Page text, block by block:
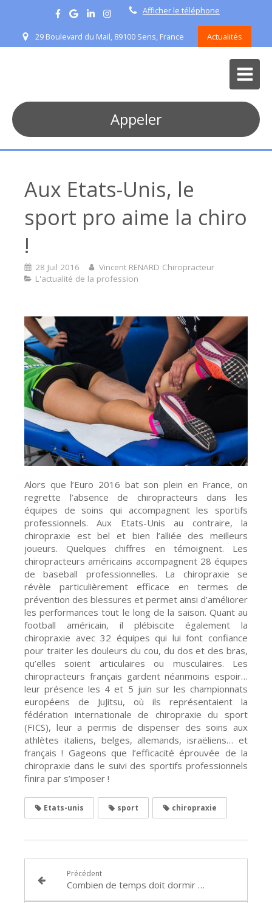
Afficher le téléphone
29 Boulevard du Mail, 89100 Sens, France Actualités
Appeler
Aux Etats-Unis, le
sport pro aime la chiro
!
28 Juil 2016
Vincent RENARD Chiropracteur
L'actualité de la profession
Alors que l’Euro 2016 bat son plein en France, on
regrette l’absence de chiropracteurs dans les
équipes de soins qui accompagnent les sportifs
professionnels. Aux Etats-Unis au contraire, la
chiropraxie est bel et bien l’alliée des meilleurs
joueurs. Quelques chiffres en témoignent. Les
chiropracteurs américains accompagnent 28 équipes
de baseball professionnelles. La chiropraxie se
révèle particulièrement efficace en termes de
prévention des blessures et permet ainsi d’améliorer
les performances tout le long de la saison. Quant au
football américain, il plébiscite également la
chiropraxie avec 32 équipes qui lui font confiance
pour traiter les douleurs du cou, du dos et des bras,
qu’elles soient articulaires ou musculaires. Les
chiropracteurs français gardent néanmoins espoir…
leur présence les 4 et 5 juin sur les championnats
européens de JuJitsu, où ils représentaient la
fédération internationale de chiropraxie du sport
(FICS), leur a permis de dispenser des soins aux
athlètes italiens, belges, allemands, israëliens… et
français ! Gageons que l’efficacité éprouvée de la
chiropraxie dans le suivi des sportifs professionnels
finira par s’imposer !
Etats-unis sport chiropraxie
Précédent
Combien de temps doit dormir un enfant ?